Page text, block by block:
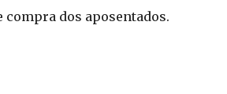
compra dos aposentados.